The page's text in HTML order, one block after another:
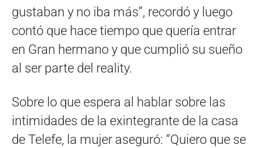
gustaban y no iba más”, recordó y luego
contó que hace tiempo que quería entrar
en Gran hermano y que cumplió su sueño
al ser parte del reality.
Sobre lo que espera al hablar sobre las
intimidades de la exintegrante de la casa
de Telefe, la mujer aseguró: “Quiero que se